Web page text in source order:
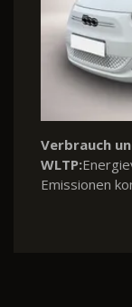
Verbrauch
WLTP:
Emissionen